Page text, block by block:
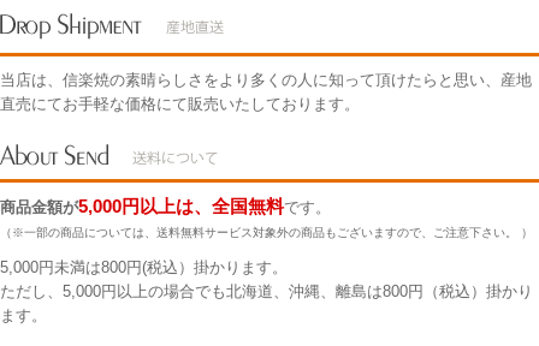
当店は、信楽焼の素晴らしさをより多くの人に知って頂けたらと思い、産地
直売にてお手軽な価格にて販売いたしております。
商品金額が5,000円以上は、全国無料です。
（※一部の商品については、送料無料サービス対象外の商品もございますので、ご注意下さい。 ）
5,000円未満は800円(税込）掛かります。
ただし、5,000円以上の場合でも北海道、沖縄、離島は800円（税込）掛かり
ます。